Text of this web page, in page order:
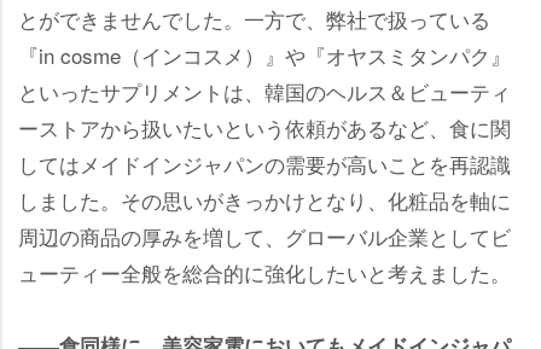
とができませんでした。一方で、弊社で扱っている
『in cosme（インコスメ）』や『オヤスミタンパク』
といったサプリメントは、韓国のヘルス＆ビューティ
ーストアから扱いたいという依頼があるなど、食に関
してはメイドインジャパンの需要が高いことを再認識
しました。その思いがきっかけとなり、化粧品を軸に
周辺の商品の厚みを増して、グローバル企業としてビ
ューティー全般を総合的に強化したいと考えました。